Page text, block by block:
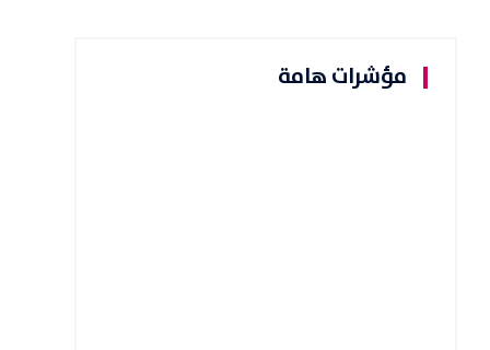
مؤشرات هامة